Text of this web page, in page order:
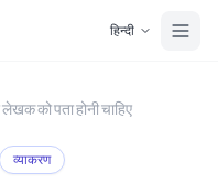
हिन्दी
को पता होनी चाहिए
व्याकरण